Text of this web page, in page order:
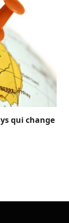
qui change